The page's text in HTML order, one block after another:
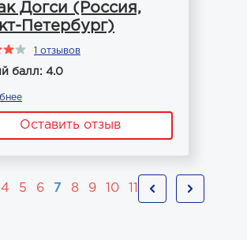
Догси (Россия,
Петербург)
1 отзывов
балл: 4.0
Оставить отзыв
4 5 6 7 8 9 10